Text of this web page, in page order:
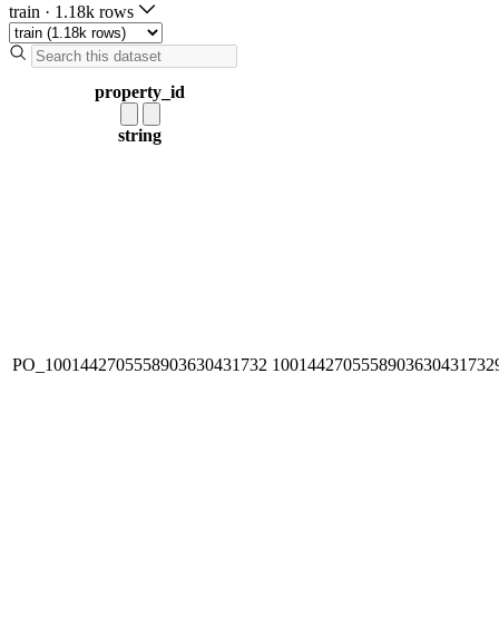
train · 1.18k rows
property_id
string
PO_1001442705558903630431732